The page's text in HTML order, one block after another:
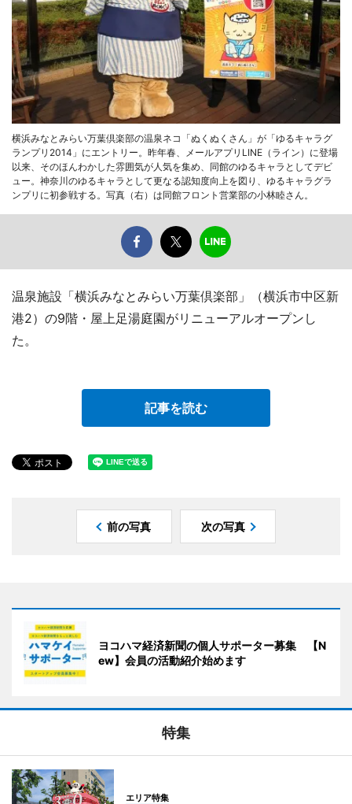
横浜みなとみらい万葉倶楽部の温泉ネコ「ぬくぬくさん」が「ゆるキャラグ
ランプリ2014」にエントリー。昨年春、メールアプリLINE（ライン）に登場
以来、そのほんわかした雰囲気が人気を集め、同館のゆるキャラとしてデビ
ュー。神奈川のゆるキャラとして更なる認知度向上を図り、ゆるキャラグラ
ンプリに初参戦する。写真（右）は同館フロント営業部の小林睦さん。
温泉施設「横浜みなとみらい万葉倶楽部」（横浜市中区新
港2）の9階・屋上足湯庭園がリニューアルオープンし
た。
記事を読む
前の写真 次の写真
ヨコハマ経済新聞の個人サポーター募集 【N
ew】会員の活動紹介始めます
特集
エリア特集